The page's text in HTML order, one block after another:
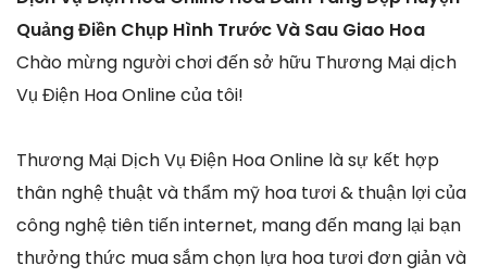
Quảng Điền Chụp Hình Trước Và Sau Giao Hoa
Chào mừng người chơi đến sở hữu Thương Mại dịch
Vụ Điện Hoa Online của tôi!
Thương Mại Dịch Vụ Điện Hoa Online là sự kết hợp
thân nghệ thuật và thẩm mỹ hoa tươi & thuận lợi của
công nghệ tiên tiến internet, mang đến mang lại bạn
thưởng thức mua sắm chọn lựa hoa tươi đơn giản và